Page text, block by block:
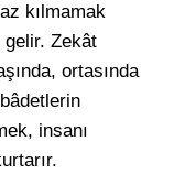
kılmamak
gelir. Zekât
ortasında
insanı